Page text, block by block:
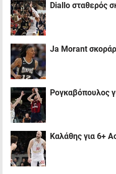
Diallo σταθερός
Ja Morant
Ρογκαβόπουλος
Καλάθης για 6+